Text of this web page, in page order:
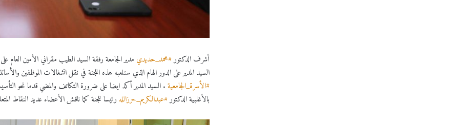
أشرف الدكتور#محمد_حديدي مدير الجامعة رفقة السيد الطيب مقراني الأمين العام
السيد المدير على الدور الهام الذي ستلعبه هذه اللجنة في نقل انشغالات الموظفين
#الأسرة_الجامعية. السيد المدير أكد ايضا على ضرورة التكاتف والمضي قدما نحو
بالأغلبية الدكتور#عبدالكريم_حرزالله رئيسا للجنة كما ناقش الأعضاء عديد النقاط